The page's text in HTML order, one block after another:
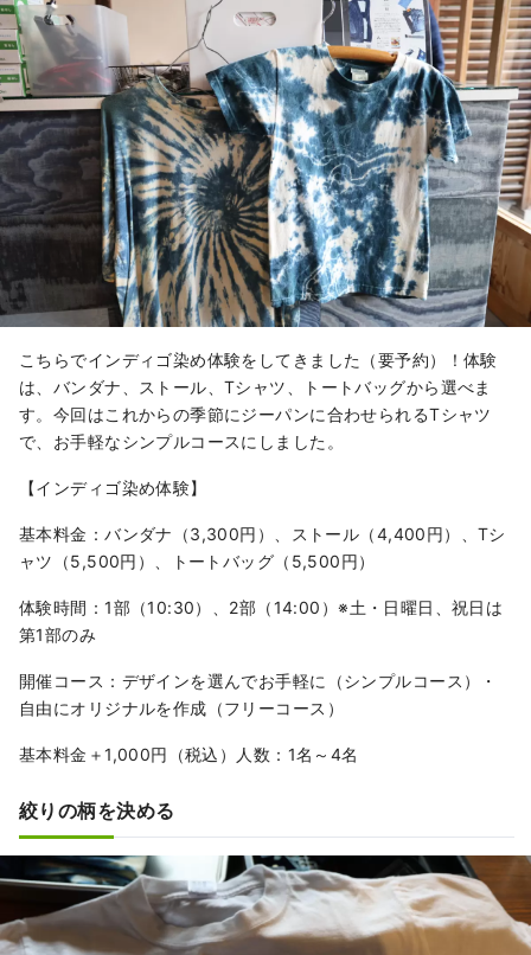
こちらでインディゴ染め体験をしてきました（要予約）！体験
は、バンダナ、ストール、Tシャツ、トートバッグから選べま
す。今回はこれからの季節にジーパンに合わせられるTシャツ
で、お手軽なシンプルコースにしました。
【インディゴ染め体験】
基本料金：バンダナ（3,300円）、ストール（4,400円）、Tシ
ャツ（5,500円）、トートバッグ（5,500円）
体験時間：1部（10:30）、2部（14:00）※土・日曜日、祝日は
第1部のみ
開催コース：デザインを選んでお手軽に（シンプルコース）・
自由にオリジナルを作成（フリーコース）
基本料金＋1,000円（税込）人数：1名～4名
絞りの柄を決める